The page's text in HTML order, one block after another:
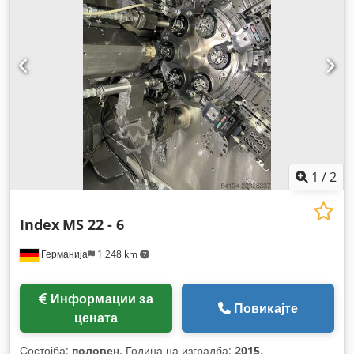
, број на оски:8,
1 /2
Германија 1.248 km
Index MS 22 - 6
цената
Повикајте
Состојба: половен, Година на изградба: 2015,